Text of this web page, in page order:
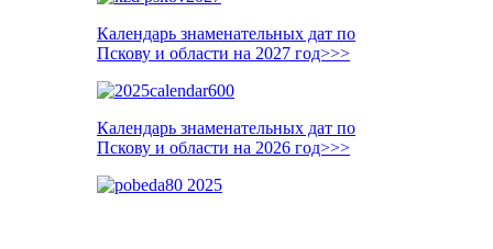
Календарь знаменательных дат по
Пскову и области на 2027 год>>>
Календарь знаменательных дат по
Пскову и области на 2026 год>>>